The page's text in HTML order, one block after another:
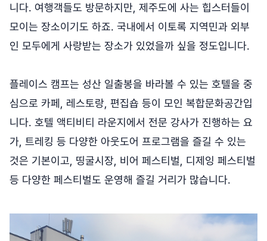
니다. 여행객들도 방문하지만, 제주도에 사는 힙스터들이
모이는 장소이기도 하죠. 국내에서 이토록 지역민과 외부
인 모두에게 사랑받는 장소가 있었을까 싶을 정도입니다.
플레이스 캠프는 성산 일출봉을 바라볼 수 있는 호텔을 중
심으로 카페, 레스토랑, 편집숍 등이 모인 복합문화공간입
니다. 호텔 액티비티 라운지에서 전문 강사가 진행하는 요
가, 트레킹 등 다양한 아웃도어 프로그램을 즐길 수 있는
것은 기본이고, 띵굴시장, 비어 페스티벌, 디제잉 페스티벌
등 다양한 페스티벌도 운영해 즐길 거리가 많습니다.